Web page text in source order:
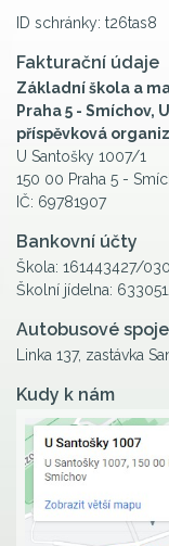
ID schránky: t26tas8
Fakturační údaje
Základní škola a
Praha 5 - Smíchov,
příspěvková
U Santošky 1007/1
150 00 Praha 5 -
IČ: 69781907
Bankovní účty
Škola: 161443427/
Školní jídelna:
Autobusové
Linka 137, zastávka
Kudy k nám